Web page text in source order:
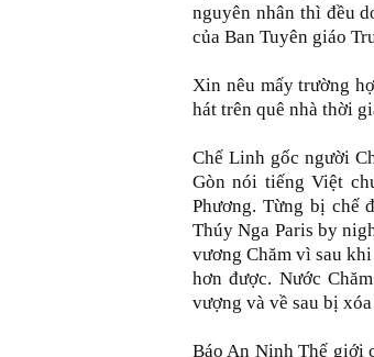
nguyên nhân thì đều
của Ban Tuyên giáo
Xin nêu mấy trường
hát trên quê nhà thời
Chế Linh gốc người
Gòn nói tiếng Việt
Phương. Từng bị chế
Thúy Nga Paris by
vương Chăm vì sau
hơn được. Nước
vượng và về sau bị
Báo An Ninh Thế giới